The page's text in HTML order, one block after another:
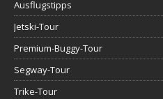
Ausflugstipps
Jetski-Tour
Premium-Buggy-Tour
Segway-Tour
Trike-Tour